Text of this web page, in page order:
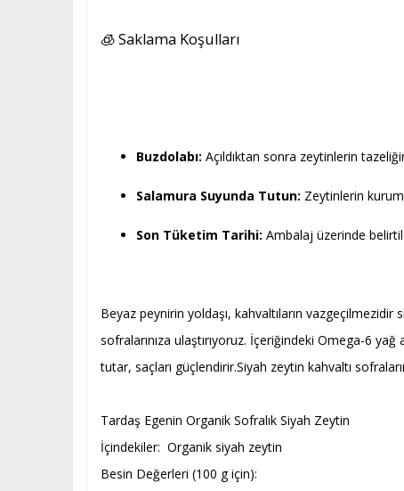
🧊 Saklama Koşulları
Buzdolabı: Açıldıktan sonra zeytinlerin
Salamura Suyunda Tutun: Zeytinlerin
Son Tüketim Tarihi: Ambalaj üzerinde
Beyaz peynirin yoldaşı, kahvaltıların
sofralarınıza ulaştırıyoruz. İçeriğindeki Omega-6
tutar, saçları güçlendirir.Siyah zeytin kahvaltı
Tardaş Egenin Organik Sofralık Siyah Zeytin
İçindekiler: Organik siyah zeytin
Besin Değerleri (100 g için):